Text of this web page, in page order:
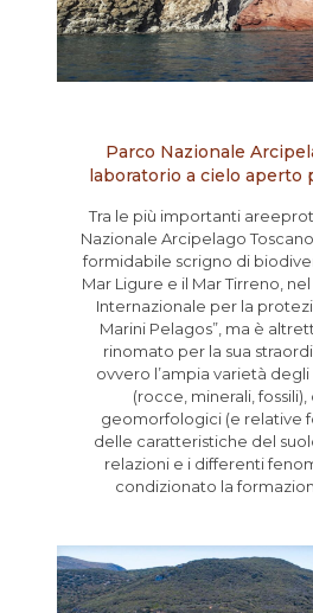
Parco Nazionale
laboratorio a cielo aperto
Tra le più importanti
Nazionale Arcipelago
formidabile scrigno di
Mar Ligure e il Mar Tirreno,
Internazionale per la
Marini Pelagos”, ma è
rinomato per la sua
ovvero l’ampia varietà
(rocce, minerali,
geomorfologici (e relative
delle caratteristiche del
relazioni e i differenti
condizionato la